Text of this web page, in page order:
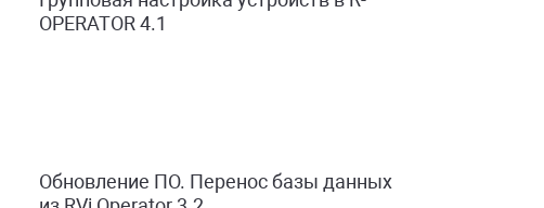
OPERATOR 4.1
Обновление ПО. Перенос базы данных